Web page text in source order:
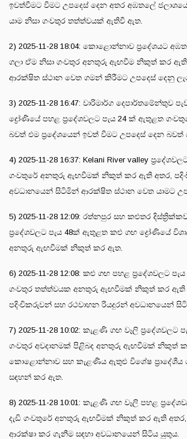
ඉවත්වීමට වීමට උපදෙස් දෙන අතර අඹතලේ
යාම නිසා ගංවතුර තත්ත්වයක් ඇතිවී ඇත.
2) 2025-11-28 18:04: කොළොන්නාව ප්‍රදේශයට
ගලා ඒම නිසා ගංවතුර අනතුරු ඇඟවීම නිකුත් කර ඇති
ආරක්ෂිත ස්ථාන වෙත ගමන් කිරීමට උපදෙස් දෙනු
3) 2025-11-28 16:47: වාරිමාර්ග දෙපාර්තමේන්තුව
ද්‍රෝණියේ පහළ ප්‍රදේශවලට පැය 24 ක් ඇතුළත
බවත් එම ප්‍රදේශයෙන් ඉවත් වීමට උපදෙස් දෙන බවත්
4) 2025-11-28 16:37: Kelani River valley
ගංවතුරේ අනතුරු ඇඟවීමක් නිකුත් කර ඇති අතර,
අවධානයෙන් සිටිමින් ආරක්ෂිත ස්ථාන වෙත යාමට
5) 2025-11-28 12:09: රත්නපුර සහ කළුතර
ප්‍රදේශවලට පැය 48ක් ඇතුළත කළු ගඟ ද්‍රෝණියේ
අනතුරු ඇඟවීමක් නිකුත් කර ඇත.
6) 2025-11-28 12:08: කළු ගඟ පහළ ප්‍රදේශවලට
ගංවතුර තත්ත්වයක අනතුරු ඇඟවීමක් නිකුත් කර ඇති
පදිංචිකරුවන් සහ රථවාහන රියදුරන් අවධානයෙන්
7) 2025-11-28 10:02: කැළණි ගඟ වෑලි ප්‍රදේශවලට
ගංවතුර අවදානමක් පිළිබද අනතුරු ඇඟවීමක් නිකුත්
කොළොන්නාව සහ කැළණිය ඇතුළු විශේෂ ප්‍රාදේශීය
සඳහන් කර ඇත.
8) 2025-11-28 10:01: කැළණි ගඟ වෑලි පහළ
දැඩි ගංවතුරේ අනතුරු ඇඟවීමක් නිකුත් කර ඇති
ආරක්ෂා කර ගැනීම සඳහා අවධානයෙන් සිටිය යුතුය.